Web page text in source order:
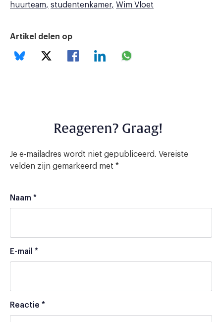
huurteam
studentenkamer Wim Vloet
Artikel delen op
Reageren? Graag!
Je e-mailadres wordt niet gepubliceerd. Vereiste
velden zijn gemarkeerd met *
Naam *
E-mail *
Reactie *